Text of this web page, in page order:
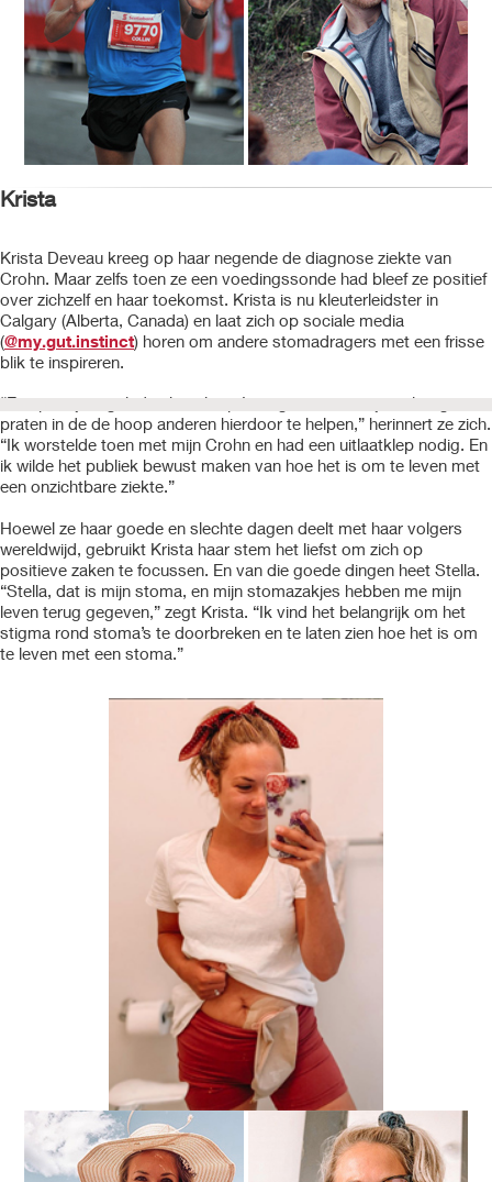
Krista
Krista Deveau kreeg op haar negende de diagnose ziekte van
Crohn. Maar zelfs toen ze een voedingssonde had bleef ze positief
over zichzelf en haar toekomst. Krista is nu kleuterleidster in
Calgary (Alberta, Canada) en laat zich op sociale media
(@my.gut.instinct) horen om andere stomadragers met een frisse
blik te inspireren.
“Een paar jaar geleden ben ik op Instagram over mijn ziekte gaan
praten in de de hoop anderen hierdoor te helpen,” herinnert ze zich.
“Ik worstelde toen met mijn Crohn en had een uitlaatklep nodig. En
ik wilde het publiek bewust maken van hoe het is om te leven met
een onzichtbare ziekte.”
Hoewel ze haar goede en slechte dagen deelt met haar volgers
wereldwijd, gebruikt Krista haar stem het liefst om zich op
positieve zaken te focussen. En van die goede dingen heet Stella.
“Stella, dat is mijn stoma, en mijn stomazakjes hebben me mijn
leven terug gegeven,” zegt Krista. “Ik vind het belangrijk om het
stigma rond stoma’s te doorbreken en te laten zien hoe het is om
te leven met een stoma.”